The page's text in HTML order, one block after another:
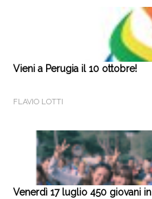
Vieni a Perugia il 10 ottobre!
FLAVIO LOTTI
Venerdì 17 luglio 450 giovani